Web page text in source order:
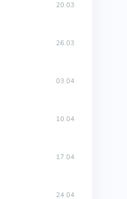
20.03
26.03
03.04
10.04
17.04
24.04